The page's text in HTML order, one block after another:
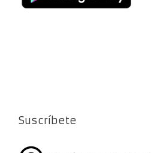
Suscríbete